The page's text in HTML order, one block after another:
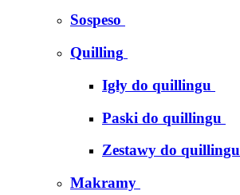
Sospeso
Quilling
Igły do quillingu
Paski do quillingu
Zestawy do quillingu
Makramy